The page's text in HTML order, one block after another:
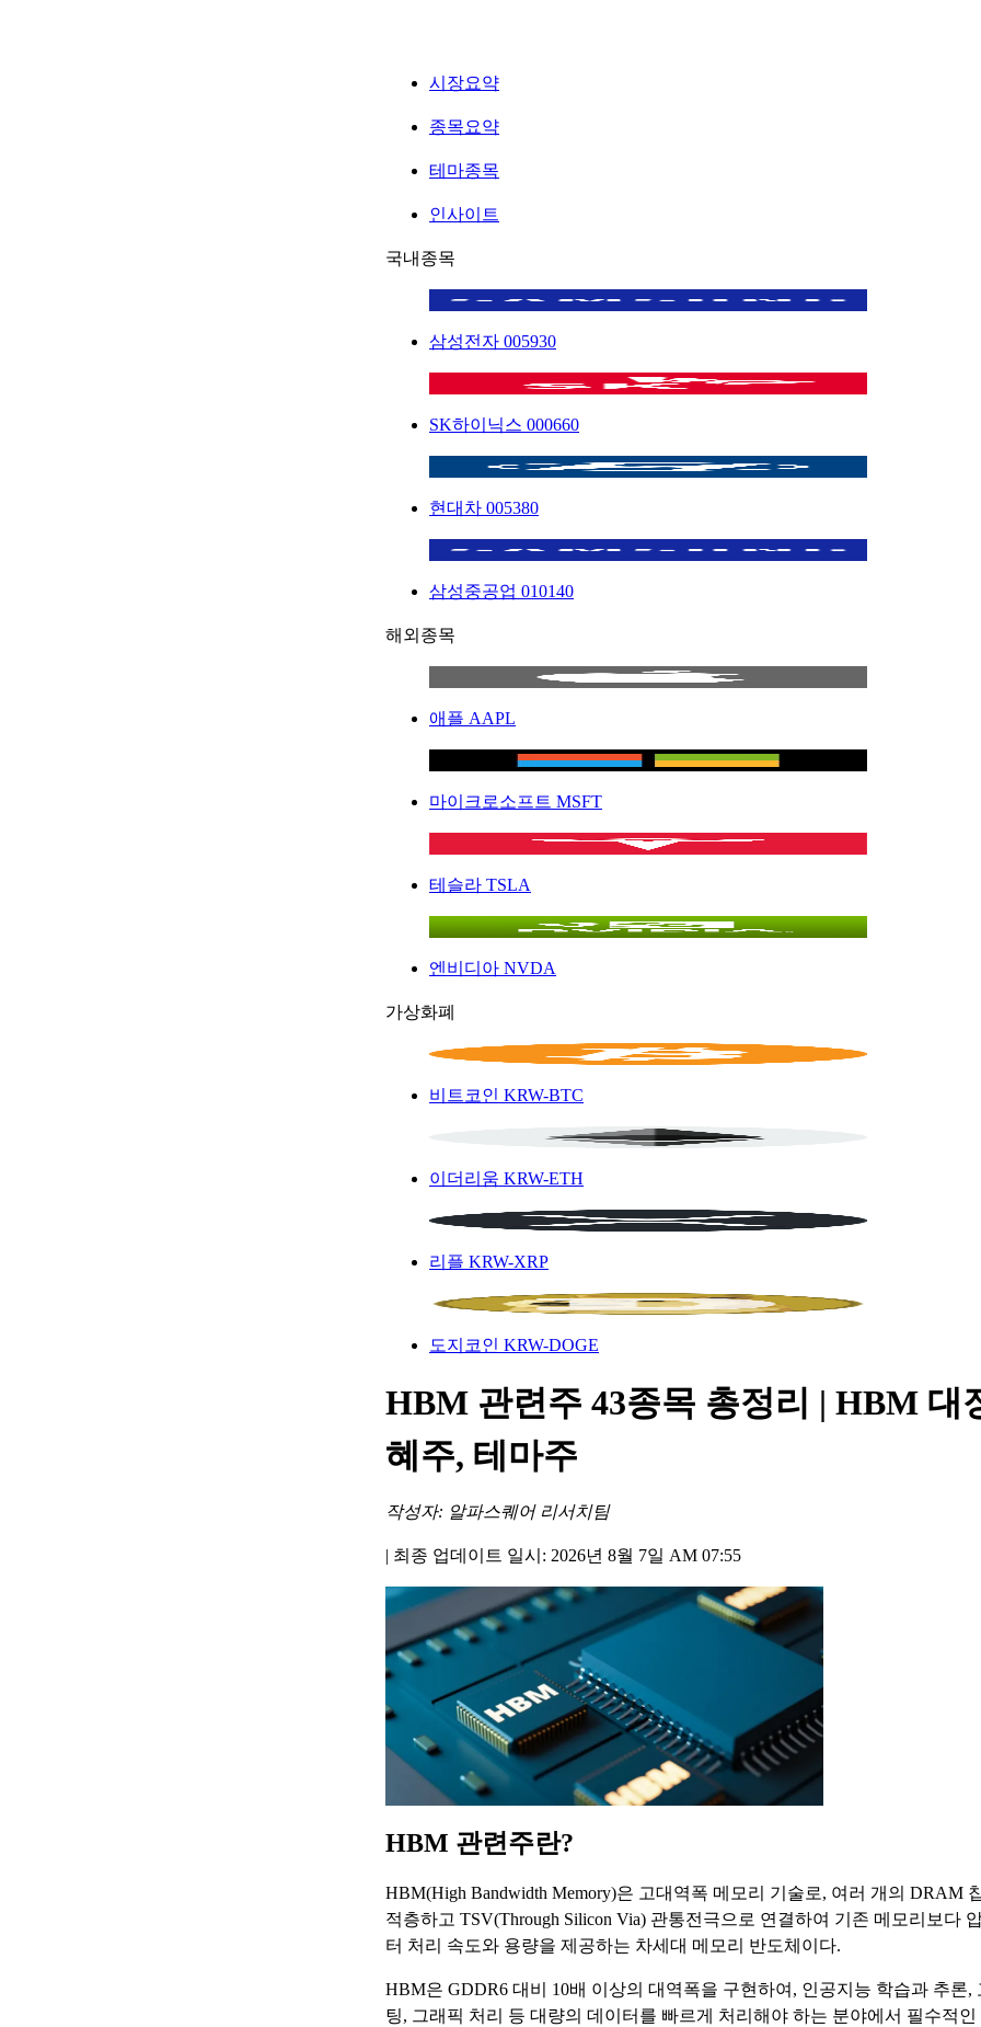
시장요약
종목요약
테마종목
인사이트
국내종목
삼성전자 005930
SK하이닉스 000660
현대차 005380
삼성중공업 010140
해외종목
애플 AAPL
마이크로소프트 MSFT
테슬라 TSLA
엔비디아 NVDA
가상화폐
비트코인 KRW-BTC
이더리움 KRW-ETH
리플 KRW-XRP
도지코인 KRW-DOGE
HBM 관련주 43종목 총정리 | HBM 대
혜주, 테마주
작성자: 알파스퀘어 리서치팀
| 최종 업데이트 일시: 2026년 8월 7일 AM 07:55
HBM 관련주란?
HBM(High Bandwidth Memory)은 고대역폭 메모리 기술로, 여러 개의 DRAM
적층하고 TSV(Through Silicon Via) 관통전극으로 연결하여 기존 메모리보다
터 처리 속도와 용량을 제공하는 차세대 메모리 반도체이다.
HBM은 GDDR6 대비 10배 이상의 대역폭을 구현하여, 인공지능 학습과 추론,
팅, 그래픽 처리 등 대량의 데이터를 빠르게 처리해야 하는 분야에서 필수적인